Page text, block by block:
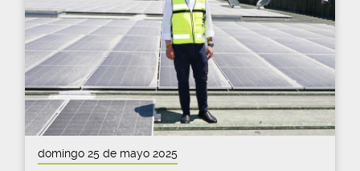
domingo 25 de mayo 2025